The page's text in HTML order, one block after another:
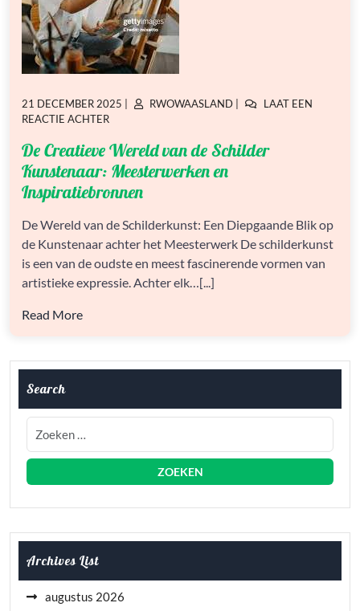
GEPLAATST
OP
21 DECEMBER 2025
GEPLAATST
RWOWAASLAND
LAAT EEN
REACTIE ACHTEROP
CREATIEVE
WERELD
VAN
DE
KUNSTENAAR:
MEESTERWERKEN
INSPIRATIEBRONNEN
De Creatieve Wereld van de Schilder
Kunstenaar: Meesterwerken en
Inspiratiebronnen
De Wereld van de Schilderkunst: Een Diepgaande Blik op
de Kunstenaar achter het Meesterwerk De schilderkunst
is een van de oudste en meest fascinerende vormen van
artistieke expressie. Achter elk…[...]
Read More
Search
Archives List
augustus 2026